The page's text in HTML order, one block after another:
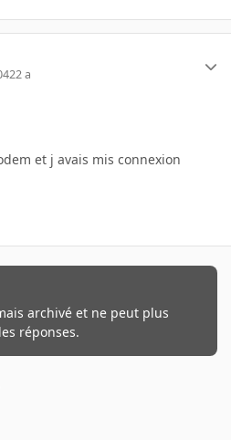
22 a
et j avais mis connexion
archivé et ne peut plus
réponses.